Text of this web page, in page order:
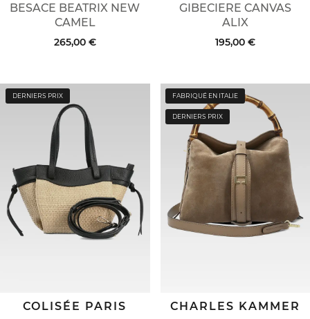
BESACE BEATRIX NEW
CAMEL
265,00 €
GIBECIERE CANVAS
ALIX
195,00 €
DERNIERS PRIX
COLISÉE PARIS
FABRIQUÉ EN ITALIE
DERNIERS PRIX
CHARLES KAMMER